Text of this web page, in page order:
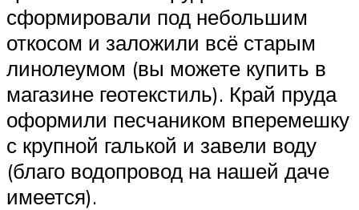
сформировали под небольшим
откосом и заложили всё старым
линолеумом (вы можете купить в
магазине геотекстиль). Край пруда
оформили песчаником вперемешку
с крупной галькой и завели воду
(благо водопровод на нашей даче
имеется).